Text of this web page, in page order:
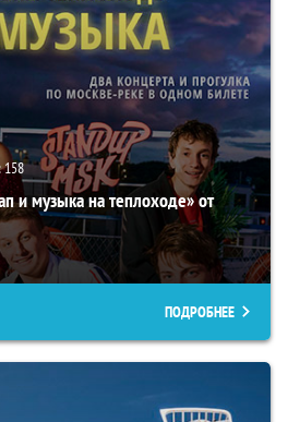
158
и музыка на теплоходе» от
ПОДРОБНЕЕ